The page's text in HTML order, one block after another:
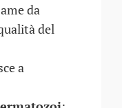
da
del
a